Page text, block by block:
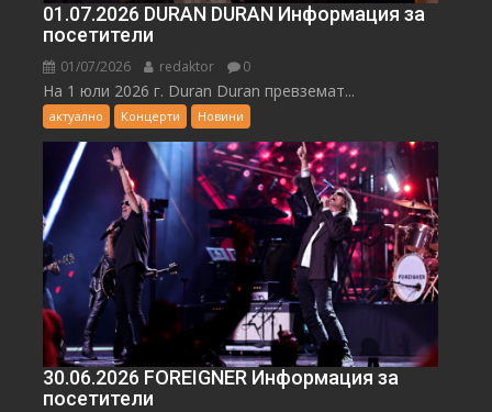
01.07.2026 DURAN DURAN Информация за
посетители
01/07/2026 redaktor 0
На 1 юли 2026 г. Duran Duran превземат...
актуално Концерти Новини
30.06.2026 FOREIGNER Информация за
посетители